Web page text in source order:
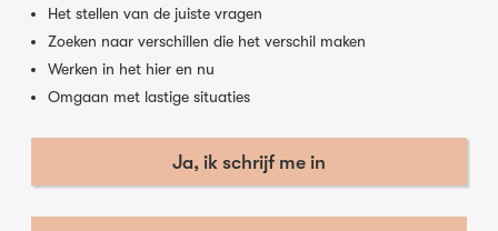
Het stellen van de juiste vragen
Zoeken naar verschillen die het verschil maken
Werken in het hier en nu
Omgaan met lastige situaties
Ja, ik schrijf me in